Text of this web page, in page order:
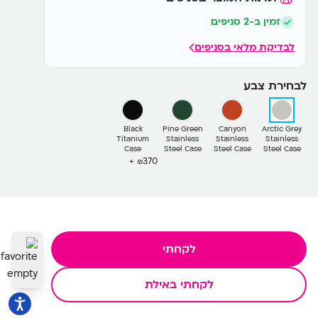
זמין ב-2 סניפים
לבדיקת מלאי בסניפים
לבחירת צבע
Arctic Grey
Stainless
Steel Case
Canyon
Stainless
Steel Case
Pine Green
Stainless
Steel Case
Black
Titanium
Case
₪370+
לקחתי
לקחתי באילת